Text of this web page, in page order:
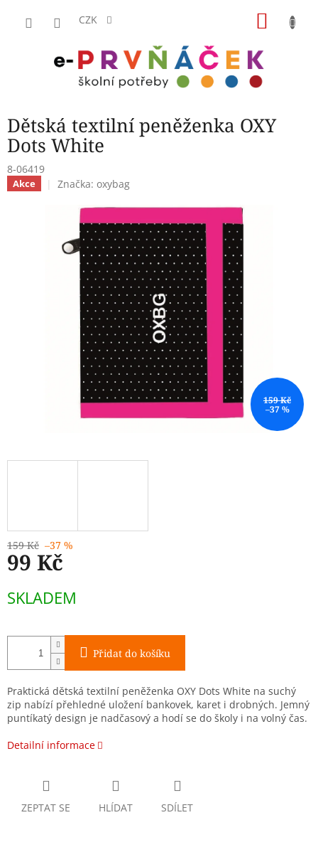
CZK
Dětská textilní peněženka OXY
Dots White
8-06419
Akce Značka: oxybag
159 Kč
–37 %
159 Kč –37 %
99 Kč
cena:
SKLADEM
Přidat do košíku
Praktická dětská textilní peněženka OXY Dots White na suchý
zip nabízí přehledné uložení bankovek, karet i drobných. Jemný
puntíkatý design je nadčasový a hodí se do školy i na volný čas.
Detailní informace
ZEPTAT SE HLÍDAT SDÍLET